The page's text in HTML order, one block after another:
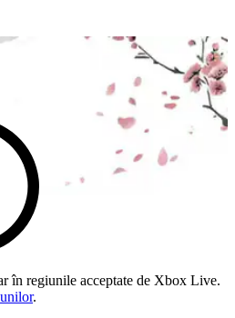
în regiunile acceptate de Xbox Live.
.